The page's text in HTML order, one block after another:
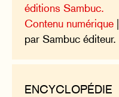
éditions Sambuc.
Contenu numérique
par Sambuc éditeur.
ENCYCLOPÉDIE